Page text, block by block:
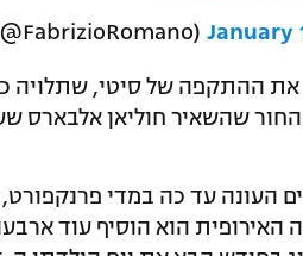
January
ההתקפה של סיטי, שתלויה
שהשאיר חוליאן אלבארס
האירופית הוא הוסיף עוד